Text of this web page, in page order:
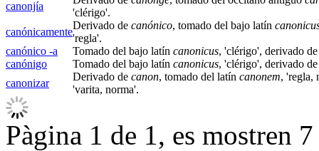
canonjía
'clérigo'.
canónicamente
Derivado de canónico, tomado del bajo latín
'regla'.
canónico -a
Tomado del bajo latín canonicus, 'clérigo', derivado
canónigo
Tomado del bajo latín canonicus, 'clérigo', derivado
canonizar
Derivado de canon, tomado del latín canonem, 'regla,
'varita, norma'.
Pàgina 1 de 1, es mostren